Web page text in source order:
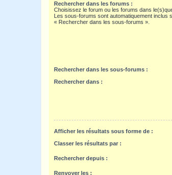
Rechercher dans les forums :
Choisissez le forum ou les forums dans
Les sous-forums sont automatiquement
« Rechercher dans les sous-forums ».
Rechercher dans les sous-forums :
Rechercher dans :
Afficher les résultats sous forme de :
Classer les résultats par :
Rechercher depuis :
Renvoyer les :